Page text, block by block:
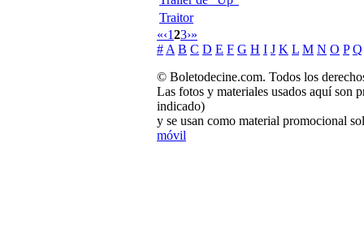
Traitor
«‹123›»
# A B C D E F G H I J K L M N O P Q
© Boletodecine.com. Todos los
Las fotos y materiales usados aquí son
indicado)
y se usan como material promocional
móvil